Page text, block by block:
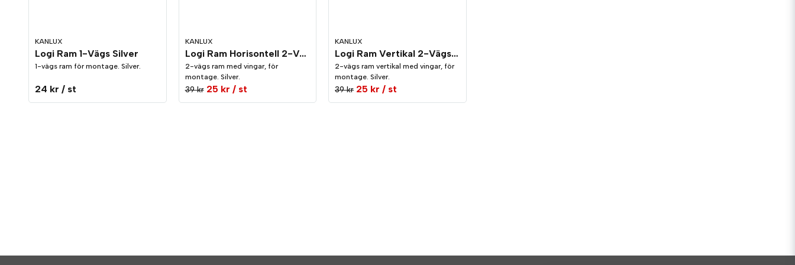
KANLUX
Logi Ram 1-Vägs Silver
1-vägs ram för montage. Silver.
24 kr / st
KANLUX
Logi Ram Horisontell 2-Vägs Silver
2-vägs ram med vingar, för
montage. Silver.
39 kr 25 kr / st
KANLUX
Logi Ram Vertikal 2-Vägs Silver
2-vägs ram vertikal med vingar, för
montage. Silver.
39 kr 25 kr / st